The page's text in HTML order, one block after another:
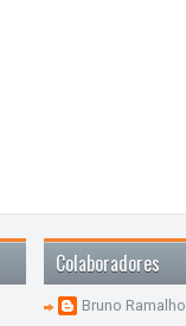
Colaboradores
Bruno Ramalho